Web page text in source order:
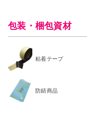
包装・梱包資材
粘着テープ
防錆商品